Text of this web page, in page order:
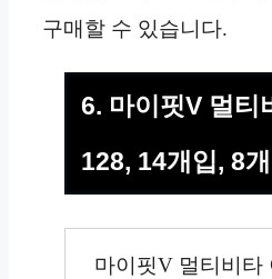
구매할 수 있습니다.
6. 마이핏V 멀티
128, 14개입, 8개
마이핏V 멀티비타